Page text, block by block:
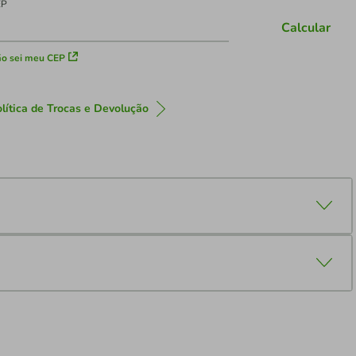
sei meu CEP
Calcular
de Trocas e Devolução